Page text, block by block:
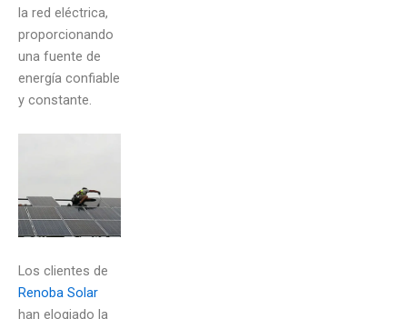
la red eléctrica,
proporcionando
una fuente de
energía confiable
y constante.
Los clientes de
Renoba Solar
han elogiado la